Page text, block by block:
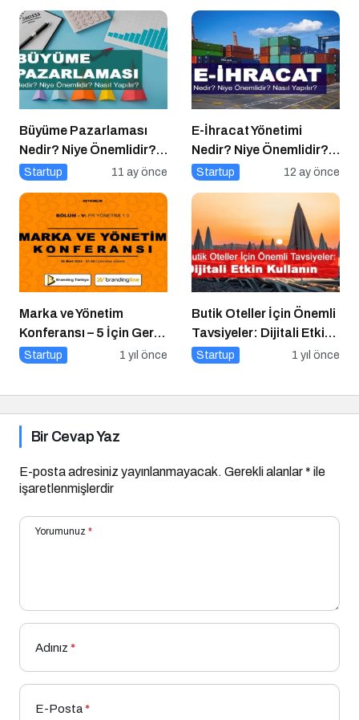
Büyüme Pazarlaması
Nedir? Niye Önemlidir?
Growht Marketıng Nasıl
Startup 11 ay önce
E-İhracat Yönetimi
Nedir? Niye Önemlidir?
Nasıl Yapılır?
Startup 12 ay önce
Marka ve Yönetim
Konferansı – 5 İçin Geri
Sayım!
Startup 1 yıl önce
Butik Oteller İçin Önemli
Tavsiyeler: Dijitali Etkin
Kullanın
Startup 1 yıl önce
Bir Cevap Yaz
E-posta adresiniz yayınlanmayacak. Gerekli alanlar* ile
işaretlenmişlerdir
Yorumunuz *
Adınız *
E-Posta*